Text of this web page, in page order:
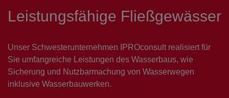
Leistungsfähige Fließgewässer
Unser Schwesterunternehmen IPROconsult realisiert für
Sie umfangreiche Leistungen des Wasserbaus, wie
Sicherung und Nutzbarmachung von Wasserwegen
inklusive Wasserbauwerken.